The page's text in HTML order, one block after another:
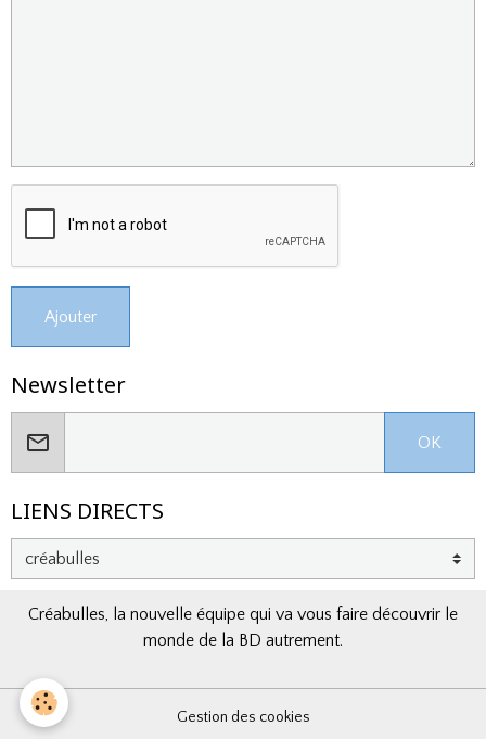
Ajouter
Newsletter
OK
LIENS DIRECTS
Créabulles, la nouvelle équipe qui va vous faire découvrir le
monde de la BD autrement.
Gestion des cookies